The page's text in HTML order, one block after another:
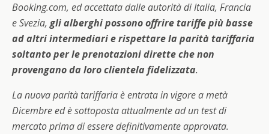
Booking.com, ed accettata dalle autorità di Italia, Francia
e Svezia, gli alberghi possono offrire tariffe più basse
ad altri intermediari e rispettare la parità tariffaria
soltanto per le prenotazioni dirette che non
provengano da loro clientela fidelizzata.
La nuova parità tariffaria è entrata in vigore a metà
Dicembre ed è sottoposta attualmente ad un test di
mercato prima di essere definitivamente approvata.